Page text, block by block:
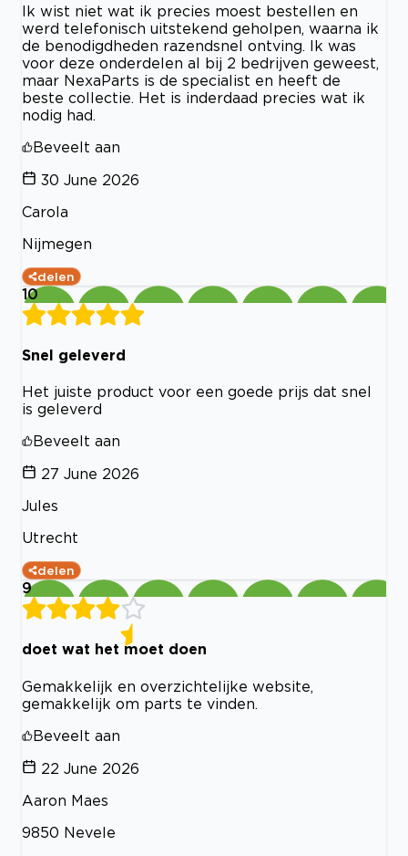
Ik wist niet wat ik precies moest bestellen en
werd telefonisch uitstekend geholpen, waarna ik
de benodigdheden razendsnel ontving. Ik was
voor deze onderdelen al bij 2 bedrijven geweest,
maar NexaParts is de specialist en heeft de
beste collectie. Het is inderdaad precies wat ik
nodig had.
Beveelt aan
30 June 2026
Carola
Nijmegen
delen
10
Snel geleverd
Het juiste product voor een goede prijs dat snel
is geleverd
Beveelt aan
27 June 2026
Jules
Utrecht
delen
9
doet wat het moet doen
Gemakkelijk en overzichtelijke website,
gemakkelijk om parts te vinden.
Beveelt aan
22 June 2026
Aaron Maes
9850 Nevele